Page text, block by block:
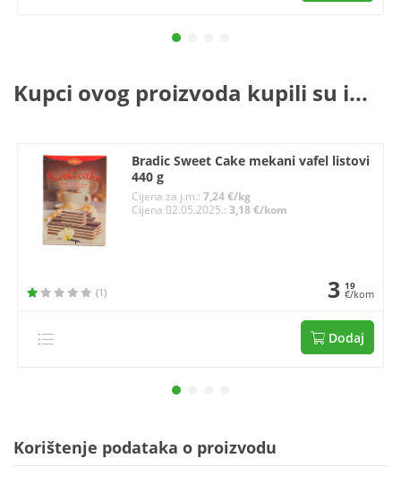
Kupci ovog proizvoda kupili su i...
Bradic Sweet Cake mekani vafel listovi
440 g
Cijena za j.m.: 7,24 €/kg
Cijena 02.05.2025.: 3,18 €/kom
(1) 3 19
€/kom
Dodaj
Korištenje podataka o proizvodu